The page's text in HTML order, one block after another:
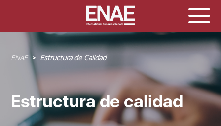
Sobrescribir
enlaces
a
la
navegación
ENAE Estructura de Calidad
Estructura de calidad